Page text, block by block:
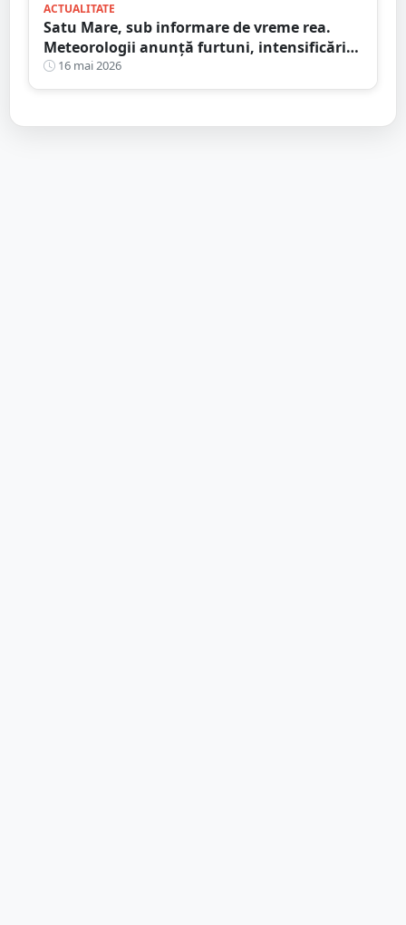
ACTUALITATE
Satu Mare, sub informare de vreme rea.
Meteorologii anunță furtuni, intensificări
de vânt și ploi în averse
16 mai 2026